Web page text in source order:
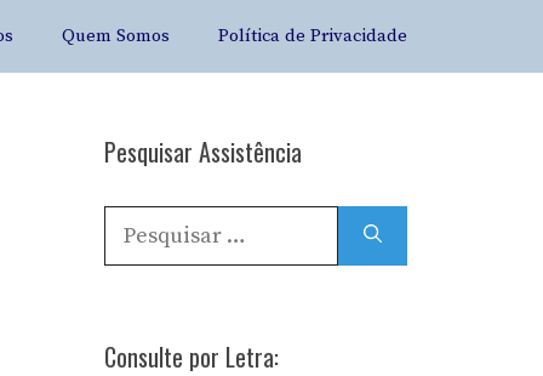
Quem Somos Política de Privacidade
Pesquisar Assistência
Pesquisar
por:
Consulte por Letra: